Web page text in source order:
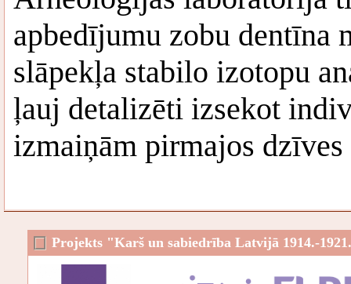
apbedījumu zobu dentīna
slāpekļa stabilo izotopu
ļauj detalizēti izsekot
izmaiņām pirmajos dzīves
Projekts "Karš un sabiedrība Latvijā 1914.-